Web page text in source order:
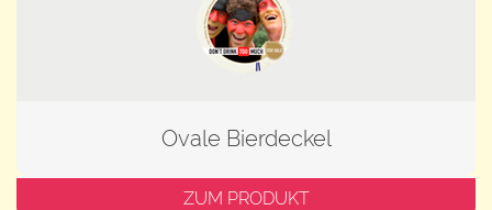
Ovale Bierdeckel
ZUM PRODUKT